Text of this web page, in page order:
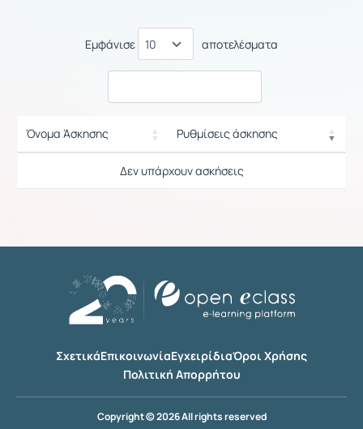
Εμφάνισε αποτελέσματα
Όνομα Άσκησης
Ρυθμίσεις άσκησης
Ρυθμίσεις επιλογής /
Δεν υπάρχουν ασκήσεις
ΣχετικάΕπικοινωνίαΕγχειρίδιαΌροι Χρήσης
Πολιτική Απορρήτου
Copyright © 2026 All rights reserved